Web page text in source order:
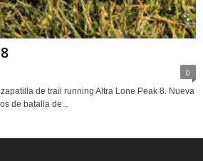
0
de trail running Altra Lone Peak 8. Nueva
de batalla de...